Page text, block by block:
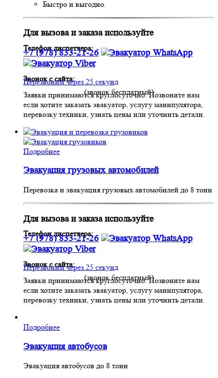
Быстро и выгодно.
Для вызова и заказа используйте
Телефон диспетчера:
+7 (978) 833-21-26
Звонок с сайта:
Перезвоним через 25 секунд
(звонок бесплатный)
Заявки принимаются круглосуточно. Позвоните нам
если хотите заказать эвакуатор, услугу манипулятора,
перевозку техники, узнать цены или уточнить детали.
Подробнее
Эвакуация грузовых автомобилей
Перевозка и эвакуация грузовых автомобилей до 8 тонн
Для вызова и заказа используйте
Телефон диспетчера:
+7 (978) 833-21-26
Звонок с сайта:
Перезвоним через 25 секунд
(звонок бесплатный)
Заявки принимаются круглосуточно. Позвоните нам
если хотите заказать эвакуатор, услугу манипулятора,
перевозку техники, узнать цены или уточнить детали.
Подробнее
Эвакуация автобусов
Эвакуация автобусов до 8 тонн